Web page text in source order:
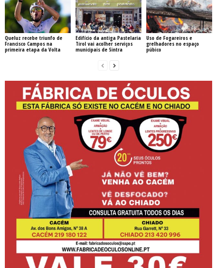
Queluz recebe triunfo de
Francisco Campos na
primeira etapa da Volta
Edifício da antiga Pastelaria
Tirol vai acolher serviços
municipais de Sintra
Uso de Fogareiros e
grelhadores no espaço
púbico